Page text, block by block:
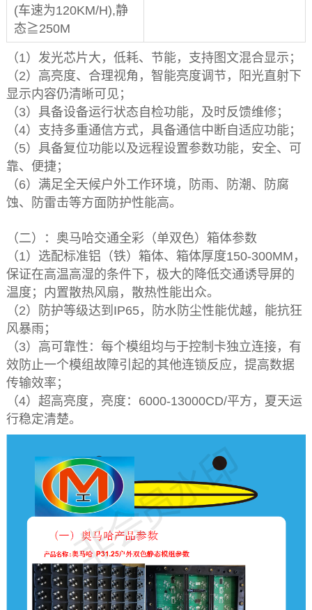
(车速为120KM/H),静
态≧250M
（1）发光芯片大，低耗、节能，支持图文混合显示；
（2）高亮度、合理视角，智能亮度调节，阳光直射下
显示内容仍清晰可见；
（3）具备设备运行状态自检功能，及时反馈维修；
（4）支持多重通信方式，具备通信中断自适应功能；
（5）具备复位功能以及远程设置参数功能，安全、可
靠、便捷；
（6）满足全天候户外工作环境，防雨、防潮、防腐
蚀、防雷击等方面防护性能高。
（二）：奥马哈交通全彩（单双色）箱体参数
（1）选配标准铝（铁）箱体、箱体厚度150-300MM，
保证在高温高湿的条件下，极大的降低交通诱导屏的
温度；内置散热风扇，散热性能出众。
（2）防护等级达到IP65，防水防尘性能优越，能抗狂
风暴雨；
（3）高可靠性：每个模组均与于控制卡独立连接，有
效防止一个模组故障引起的其他连锁反应，提高数据
传输效率；
（4）超高亮度，亮度：6000-13000CD/平方，夏天运
行稳定清楚。